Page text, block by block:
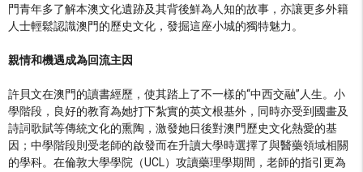
門青年多了解本澳文化遺跡及其背後鮮為人知的故事，亦讓更多外籍
人士輕鬆認識澳門的歷史文化，發掘這座小城的獨特魅力。
親情和機遇成為回流主因
許貝文在澳門的讀書經歷，使其踏上了不一樣的“中西交融”人生。小
學階段，良好的教育為她打下紮實的英文根基外，同時亦受到國畫及
詩詞歌賦等傳統文化的熏陶，激發她日後對澳門歷史文化熱愛的基
因；中學階段則受老師的啟發而在升讀大學時選擇了與醫藥領域相關
的學科。在倫敦大學學院（UCL）攻讀藥理學期間，老師的指引更為